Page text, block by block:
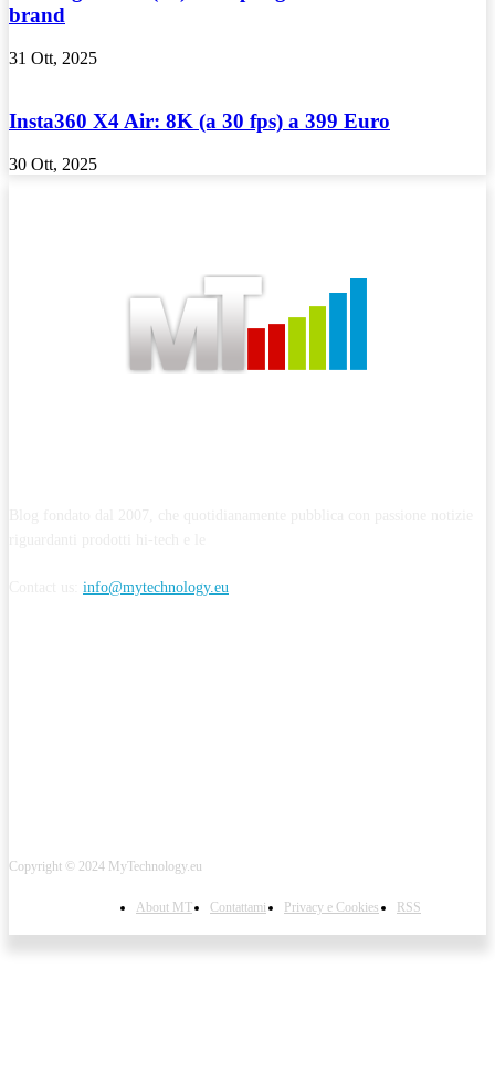
brand
31 Ott, 2025
Insta360 X4 Air: 8K (a 30 fps) a 399 Euro
30 Ott, 2025
info@mytechnology.eu
Copyright © 2024 MyTechnology.eu
About MT Contattami Privacy e Cookies RSS